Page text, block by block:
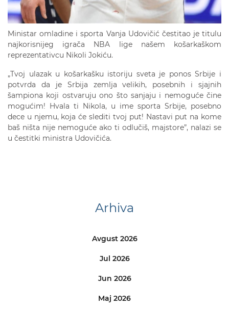
Ministar omladine i sporta Vanja Udovičić čestitao je titulu
najkorisnijeg igrača NBA lige našem košarkaškom
reprezentativcu Nikoli Jokiću.
„Tvoj ulazak u košarkašku istoriju sveta je ponos Srbije i
potvrda da je Srbija zemlja velikih, posebnih i sjajnih
šampiona koji ostvaruju ono što sanjaju i nemoguće čine
mogućim! Hvala ti Nikola, u ime sporta Srbije, posebno
dece u njemu, koja će slediti tvoj put! Nastavi put na kome
baš ništa nije nemoguće ako ti odlučiš, majstore”, nalazi se
u čestitki ministra Udovičića.
Arhiva
Avgust 2026
Jul 2026
Jun 2026
Maj 2026